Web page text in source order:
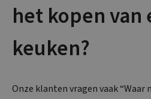
het kopen van
keuken?
Onze klanten vragen vaak